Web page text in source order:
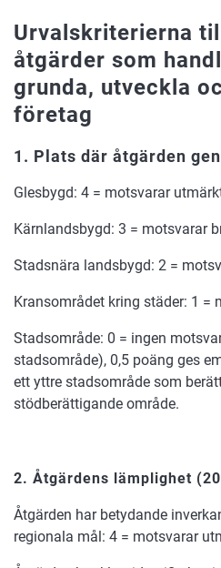
Urvalskriterierna
åtgärder som
grunda, utveckla
företag
1. Plats där åtgärden
Glesbygd: 4 = motsvarar
Kärnlandsbygd: 3 = motsvarar
Stadsnära landsbygd: 2 =
Kransområdet kring städer: 1 =
Stadsområde: 0 = ingen
stadsområde), 0,5 poäng ges
ett yttre stadsområde som
stödberättigande område.
2. Åtgärdens lämplighet
Åtgärden har betydande
regionala mål: 4 = motsvarar